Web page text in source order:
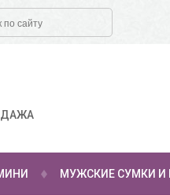
МУЖСКИЕ СУМКИ И